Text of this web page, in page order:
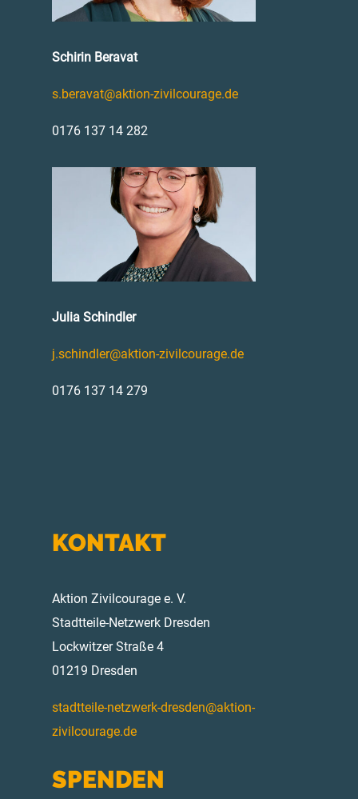
Schirin Beravat
s.beravat@aktion-zivilcourage.de
0176 137 14 282
Julia Schindler
j.schindler@aktion-zivilcourage.de
0176 137 14 279
KONTAKT
Aktion Zivilcourage e. V.
Stadtteile-Netzwerk Dresden
Lockwitzer Straße 4
01219 Dresden
stadtteile-netzwerk-dresden@aktion-
zivilcourage.de
SPENDEN